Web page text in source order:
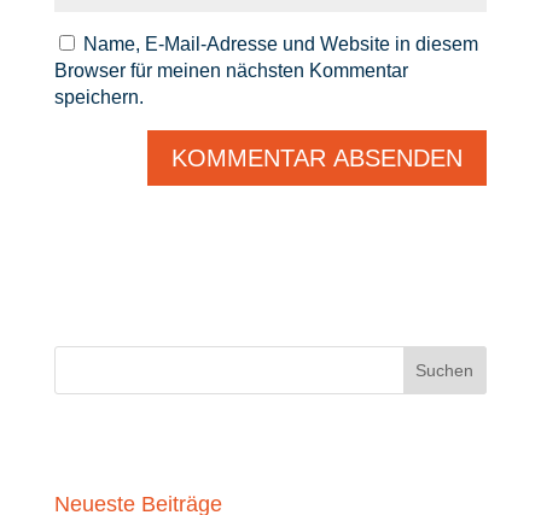
Name, E-Mail-Adresse und Website in diesem
Browser für meinen nächsten Kommentar
speichern.
Neueste Beiträge